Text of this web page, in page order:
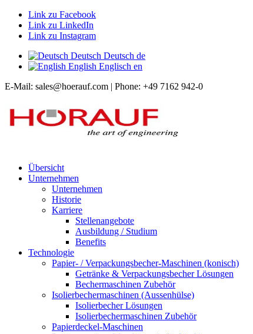
Link zu Facebook
Link zu LinkedIn
Link zu Instagram
Deutsch Deutsch de
English Englisch en
E-Mail: sales@hoerauf.com | Phone: +49 7162 942-0
Übersicht
Unternehmen
Unternehmen
Historie
Karriere
Stellenangebote
Ausbildung / Studium
Benefits
Technologie
Papier- / Verpackungsbecher-Maschinen (konisch)
Getränke & Verpackungsbecher Lösungen
Bechermaschinen Zubehör
Isolierbechermaschinen (Aussenhülse)
Isolierbecher Lösungen
Isolierbechermaschinen Zubehör
Papierdeckel-Maschinen